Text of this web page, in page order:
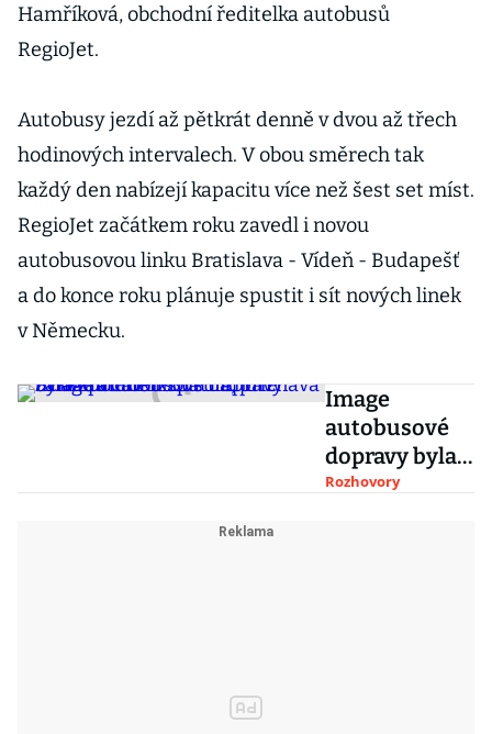
Hamříková, obchodní ředitelka autobusů
RegioJet.
Autobusy jezdí až pětkrát denně v dvou až třech
hodinových intervalech. V obou směrech tak
každý den nabízejí kapacitu více než šest set míst.
RegioJet začátkem roku zavedl i novou
autobusovou linku Bratislava - Vídeň - Budapešť
a do konce roku plánuje spustit i sít nových linek
v Německu.
Image
autobusové
dopravy byla
zpočátku
Rozhovory